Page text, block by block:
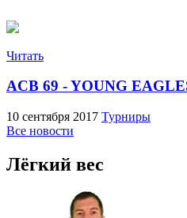
Читать
ACB 69 - YOUNG
10 сентября 2017 Турниры
Все новости
Лёгкий вес